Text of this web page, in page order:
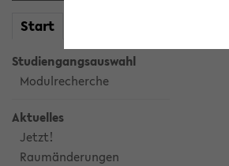
Start
Studiengangsauswahl
Modulrecherche
Aktuelles
Jetzt!
Raumänderungen